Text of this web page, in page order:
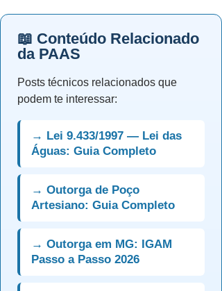
📖 Conteúdo Relacionado
da PAAS
Posts técnicos relacionados que
podem te interessar:
→ Lei 9.433/1997 — Lei das
Águas: Guia Completo
→ Outorga de Poço
Artesiano: Guia Completo
→ Outorga em MG: IGAM
Passo a Passo 2026